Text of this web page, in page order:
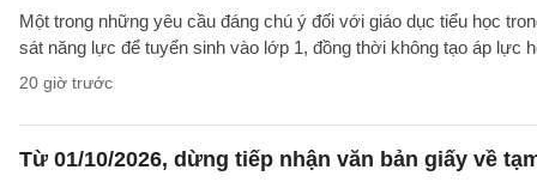
Một trong những yêu cầu đáng chú ý đối với giáo dục tiểu học
sát năng lực để tuyển sinh vào lớp 1, đồng thời không tạo áp
20 giờ trước
Từ 01/10/2026, dừng tiếp nhận văn bản giấy về